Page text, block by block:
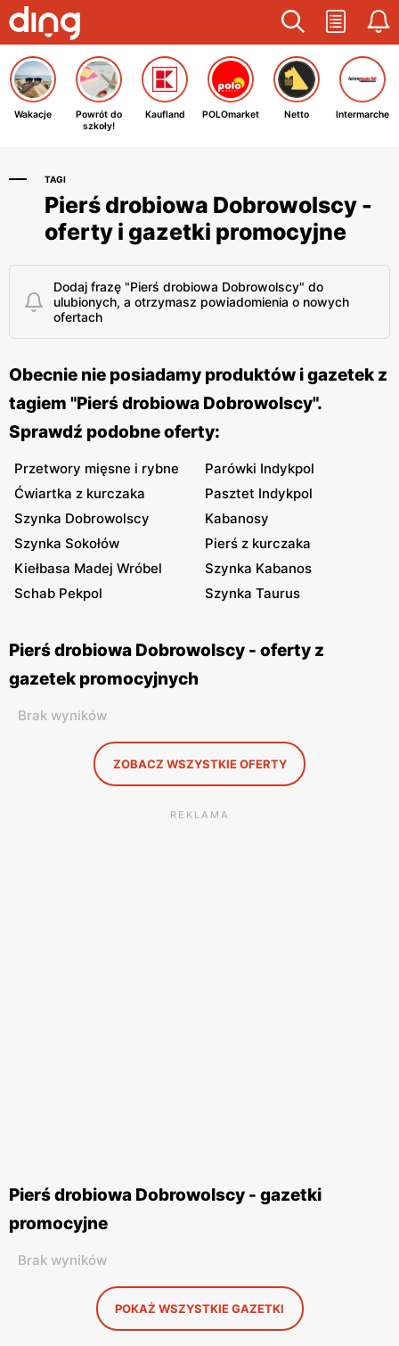
Wakacje
Powrót do
szkoły!
Kaufland POLOmarket Netto Intermarche
TAGI
Pierś drobiowa Dobrowolscy -
oferty i gazetki promocyjne
Dodaj frazę "Pierś drobiowa Dobrowolscy" do
ulubionych, a otrzymasz powiadomienia o nowych
ofertach
Obecnie nie posiadamy produktów i gazetek z
tagiem "Pierś drobiowa Dobrowolscy".
Sprawdź podobne oferty:
Przetwory mięsne i rybne
Parówki Indykpol
Ćwiartka z kurczaka
Pasztet Indykpol
Szynka Dobrowolscy
Kabanosy
Szynka Sokołów
Pierś z kurczaka
Kiełbasa Madej Wróbel
Szynka Kabanos
Schab Pekpol
Szynka Taurus
Pierś drobiowa Dobrowolscy - oferty z
gazetek promocyjnych
Brak wyników
ZOBACZ WSZYSTKIE OFERTY
REKLAMA
Pierś drobiowa Dobrowolscy - gazetki
promocyjne
Brak wyników
POKAŻ WSZYSTKIE GAZETKI